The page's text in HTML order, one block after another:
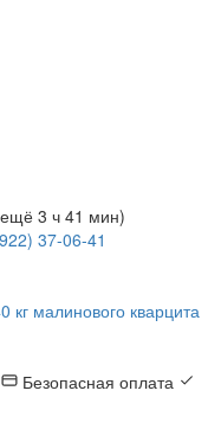
3 ч 41 мин)
37-06-41
малинового кварцита
Безопасная оплата